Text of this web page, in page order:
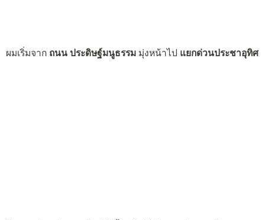
ผมเริ่มจาก ถนน ประดิษฐ์มนูธรรม มุ่งหน้าไป แยกด่วนประชาอุทิศ